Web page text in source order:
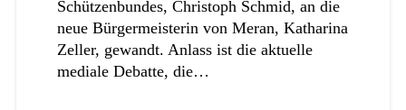
Schützenbundes, Christoph Schmid, an die
neue Bürgermeisterin von Meran, Katharina
Zeller, gewandt. Anlass ist die aktuelle
mediale Debatte, die…